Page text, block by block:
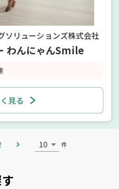
ソリューションズ株式会社
わんにゃんSmile
見る
10 件